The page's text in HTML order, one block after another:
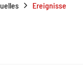
Ereignisse